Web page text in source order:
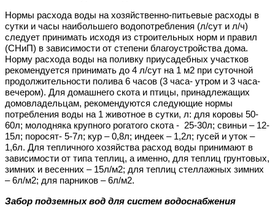
Нормы расхода воды на хозяйственно-питьевые расходы в
сутки и часы наибольшего водопотребления (л/сут и л/ч)
следует принимать исходя из строительных норм и правил
(СНиП) в зависимости от степени благоустройства дома.
Норму расхода воды на поливку приусадебных участков
рекомендуется принимать до 4 л/сут на 1 м2 при суточной
продолжительности полива 6 часов (3 часа- утром и 3 часа-
вечером). Для домашнего скота и птицы, принадлежащих
домовладельцам, рекомендуются следующие нормы
потребления воды на 1 животное в сутки, л: для коровы 50-
60л; молодняка крупного рогатого скота - 25-30л; свиньи – 12-
15л; поросят- 5-7л; кур – 0,8л; индеек – 1,2л; гусей и уток –
1,6л. Для тепличного хозяйства расход воды принимают в
зависимости от типа теплиц, а именно, для теплиц грунтовых,
зимних и весенних – 15л/м2; для теплиц стеллажных зимних
– 6л/м2; для парников – 6л/м2.
Забор подземных вод для систем водоснабжения